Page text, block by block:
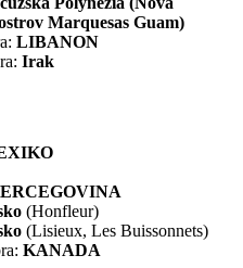
Marquesas Guam)
LIBANON
Irak
(Honfleur)
(Lisieux, Les Buissonnets)
KANADA